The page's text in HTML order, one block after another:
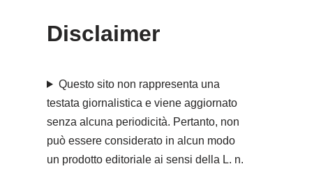
Disclaimer
Questo sito non rappresenta una
testata giornalistica e viene aggiornato
senza alcuna periodicità. Pertanto, non
può essere considerato in alcun modo
un prodotto editoriale ai sensi della L. n.